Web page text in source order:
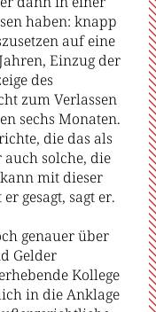
haben: knapp
auf eine
Einzug der
des
zum Verlassen
sechs Monaten.
die das als
solche, die
mit dieser
gesagt, sagt er.
genauer über
Gelder
Kollege
in die Anklage